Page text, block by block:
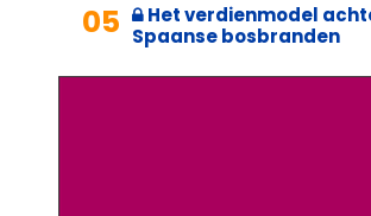
05
Het verdienmodel
Spaanse bosbranden